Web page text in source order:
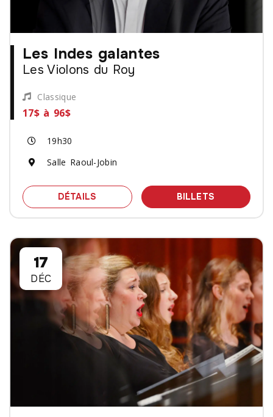
Les Indes galantes
Les Violons du Roy
Classique
17$ à 96$
19h30
Salle Raoul-Jobin
DÉTAILS SPECTACLE LES INDES GALANTES -
BILLETS DES
17
DÉC